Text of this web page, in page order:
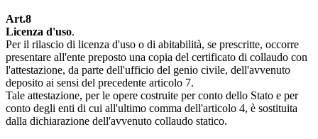
Art.8
Licenza d'uso.
Per il rilascio di licenza d'uso o di abitabilità, se prescritte, occorre
presentare all'ente preposto una copia del certificato di collaudo con
l'attestazione, da parte dell'ufficio del genio civile, dell'avvenuto
deposito ai sensi del precedente articolo 7.
Tale attestazione, per le opere costruite per conto dello Stato e per
conto degli enti di cui all'ultimo comma dell'articolo 4, è sostituita
dalla dichiarazione dell'avvenuto collaudo statico.